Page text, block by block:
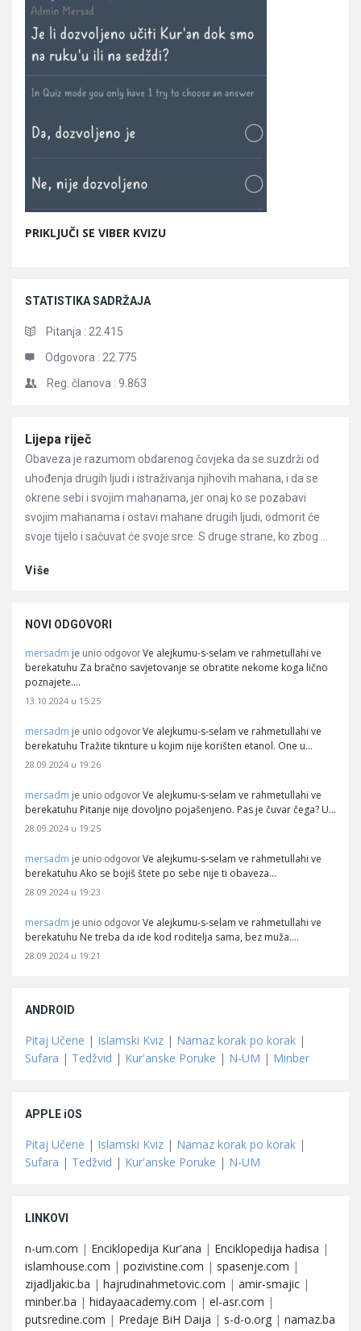
PRIKLJUČI SE VIBER KVIZU
STATISTIKA SADRŽAJA
Pitanja : 22.415
Odgovora : 22.775
Reg. članova : 9.863
Članci
Lijepa riječ
Obaveza je razumom obdarenog čovjeka da se suzdrži od
uhođenja drugih ljudi i istraživanja njihovih mahana, i da se
okrene sebi i svojim mahanama, jer onaj ko se pozabavi
svojim mahanama i ostavi mahane drugih ljudi, odmorit će
svoje tijelo i sačuvat će svoje srce. S druge strane, ko zbog ...
Više
NOVI ODGOVORI
mersadm je unio odgovor Ve alejkumu-s-selam ve rahmetullahi ve
berekatuhu Za bračno savjetovanje se obratite nekome koga lično
poznajete.…
13.10.2024 u 15:25
mersadm je unio odgovor Ve alejkumu-s-selam ve rahmetullahi ve
berekatuhu Tražite tiknture u kojim nije korišten etanol. One u…
28.09.2024 u 19:26
mersadm je unio odgovor Ve alejkumu-s-selam ve rahmetullahi ve
berekatuhu Pitanje nije dovoljno pojašenjeno. Pas je čuvar čega? U…
28.09.2024 u 19:25
mersadm je unio odgovor Ve alejkumu-s-selam ve rahmetullahi ve
berekatuhu Ako se bojiš štete po sebe nije ti obaveza…
28.09.2024 u 19:23
mersadm je unio odgovor Ve alejkumu-s-selam ve rahmetullahi ve
berekatuhu Ne treba da ide kod roditelja sama, bez muža.…
28.09.2024 u 19:21
ANDROID
Pitaj Učene | Islamski Kviz | Namaz korak po korak |
Sufara | Tedžvid | Kur'anske Poruke | N-UM | Minber
APPLE iOS
Pitaj Učene | Islamski Kviz | Namaz korak po korak |
Sufara | Tedžvid | Kur'anske Poruke | N-UM
LINKOVI
n-um.com | Enciklopedija Kur'ana | Enciklopedija hadisa |
islamhouse.com | pozivistine.com | spasenje.com |
zijadljakic.ba | hajrudinahmetovic.com | amir-smajic |
minber.ba | hidayaacademy.com | el-asr.com |
putsredine.com | Predaje BiH Daija | s-d-o.org | namaz.ba